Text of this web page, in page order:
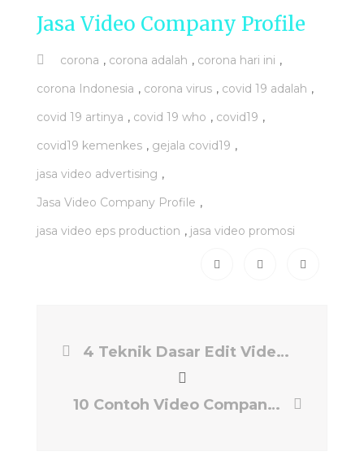
Jasa Video Company Profile
corona , corona adalah , corona hari ini ,
corona Indonesia , corona virus , covid 19 adalah ,
covid 19 artinya , covid 19 who , covid19 ,
covid19 kemenkes , gejala covid19 ,
jasa video advertising ,
Jasa Video Company Profile ,
jasa video eps production , jasa video promosi
4 Teknik Dasar Edit Video untuk Kamu Para Pemula dari Kami eps-production.com
10 Contoh Video Company Profile dari kami eps-production